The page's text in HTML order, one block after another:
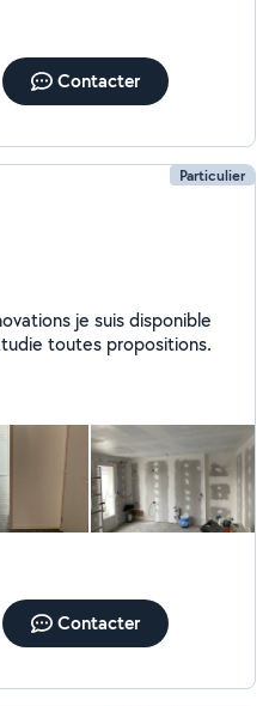
Contacter
Particulier
je suis disponible
toutes propositions.
Contacter